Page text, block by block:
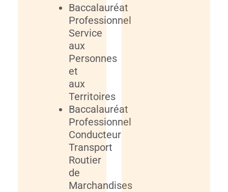
Baccalauréat
Professionnel
Service
aux
Personnes
et
aux
Territoires
Baccalauréat
Professionnel
Conducteur
Transport
Routier
de
Marchandises